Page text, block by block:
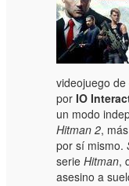
videojuego
porIO
un modo
Hitman 2,
por sí mismo.
serieHitman,
asesino a